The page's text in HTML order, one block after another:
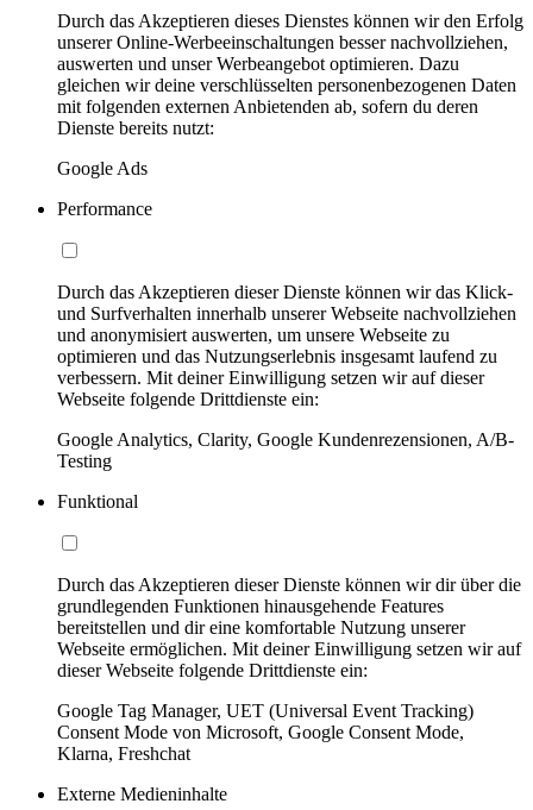
Durch das Akzeptieren dieses Dienstes können wir den Erfolg
unserer Online-Werbeeinschaltungen besser nachvollziehen,
auswerten und unser Werbeangebot optimieren. Dazu
gleichen wir deine verschlüsselten personenbezogenen Daten
mit folgenden externen Anbietenden ab, sofern du deren
Dienste bereits nutzt:
Google Ads
Performance
Durch das Akzeptieren dieser Dienste können wir das Klick-
und Surfverhalten innerhalb unserer Webseite nachvollziehen
und anonymisiert auswerten, um unsere Webseite zu
optimieren und das Nutzungserlebnis insgesamt laufend zu
verbessern. Mit deiner Einwilligung setzen wir auf dieser
Webseite folgende Drittdienste ein:
Google Analytics, Clarity, Google Kundenrezensionen, A/B-
Testing
Funktional
Durch das Akzeptieren dieser Dienste können wir dir über die
grundlegenden Funktionen hinausgehende Features
bereitstellen und dir eine komfortable Nutzung unserer
Webseite ermöglichen. Mit deiner Einwilligung setzen wir auf
dieser Webseite folgende Drittdienste ein:
Google Tag Manager, UET (Universal Event Tracking)
Consent Mode von Microsoft, Google Consent Mode,
Klarna, Freshchat
Externe Medieninhalte